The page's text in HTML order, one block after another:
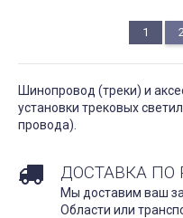
1 2
Шинопровод (треки) и
установки трековых
провода).
ДОСТАВКА ПО
Мы доставим ваш
Области или